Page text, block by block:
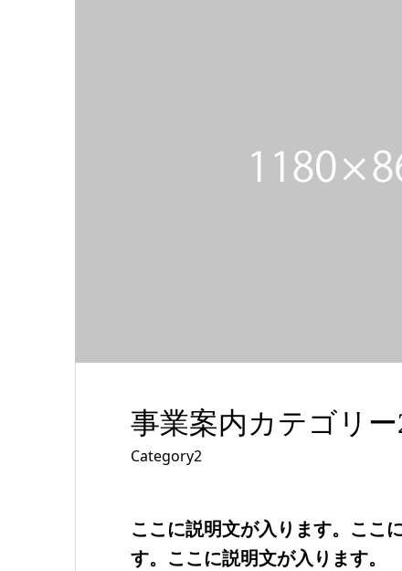
事業案内カテゴリー
Category2
ここに説明文が入ります。ここ
す。ここに説明文が入ります。